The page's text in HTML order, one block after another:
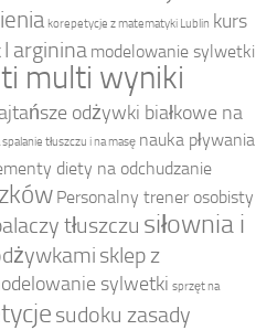
korepetycje z matematyki Lublin kurs
l arginina modelowanie sylwetki
multi wyniki
odżywki białkowe na
tłuszczu i na masę nauka pływania
diety na odchudzanie
Personalny trener osobisty
tłuszczu siłownia i
sklep z
sylwetki sprzęt na
sudoku zasady